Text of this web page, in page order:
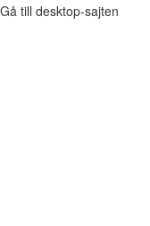
Gå till desktop-sajten